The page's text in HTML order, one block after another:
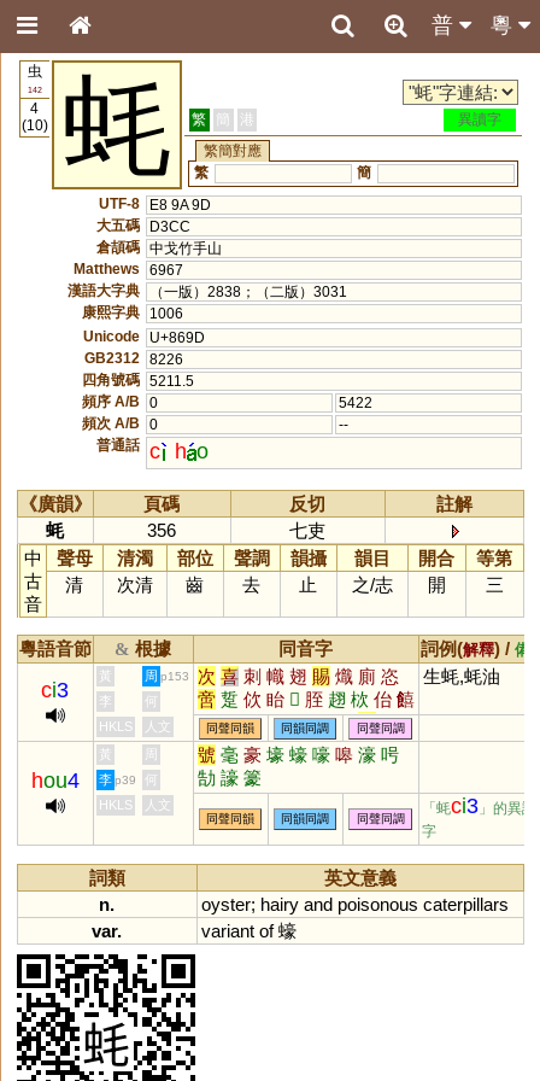
粵
普
虫
142
4
(10)
蚝 繁 簡 港
異讀字
繁簡對應
繁
簡
UTF-8
E8 9A 9D
大五碼
D3CC
倉頡碼 中戈竹手山
Matthews
6967
漢語大字典
（一版）2838；（二版）3031
康熙字典
1006
Unicode
U+869D
GB2312
8226
四角號碼 5211.5
頻序 A/B
0
5422
頻次 A/B
0
--
普通話 c h o
《廣韻》 頁碼 反切
註解
蚝
356
七吏
中
古
音
聲母 清濁 部位 聲調 韻攝 韻目 開合
等第
清
次清 齒 去 止 之/志 開 三
粵語音節 & 根據 同音字 詞例(解釋) / 備
ci3
黃 周 p153 次 喜 刺 幟 翅 賜 熾 廁 恣
啻 踅 佽 眙 𠕞 胵 趐 栨 佁 饎
儩 翨 跮 蛓 莿 絘 庛 朿
生蚝,蚝油
李
何
HKLS
人文 同聲同韻 同韻同調 同聲同調
hou4
黃 周 號 毫 豪 壕 蠔 嚎 嗥 濠 呺
勂 譹 籇
李 p39
何
HKLS
人文
同聲同韻 同韻同調 同聲同調
「蚝ci3 」的異讀
字
詞類
英文意義
n.
oyster; hairy and poisonous caterpillars
var.
variant of蠔